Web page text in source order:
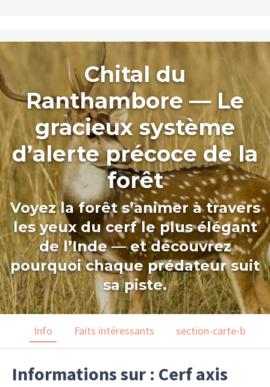
Chital du
Ranthambore — Le
gracieux système
d’alerte précoce de la
forêt
Voyez la forêt s’animer à travers
les yeux du cerf le plus élégant
de l’Inde — et découvrez
pourquoi chaque prédateur suit
sa piste.
Info Faits intéressants section-carte-bar-
Informations sur : Cerf axis